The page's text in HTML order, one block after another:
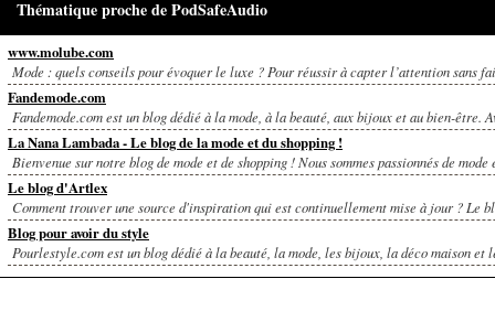
Thématique proche de PodSafeAudio
www.molube.com
Mode : quels conseils pour évoquer le luxe ? Pour réussir à capter l’attention sans
Fandemode.com
Fandemode.com est un blog dédié à la mode, à la beauté, aux bijoux et au bien-être.
La Nana Lambada - Le blog de la mode et du shopping !
Bienvenue sur notre blog de mode et de shopping ! Nous sommes passionnés de mode
Le blog d'Artlex
Comment trouver une source d'inspiration qui est continuellement mise à jour ? Le
Blog pour avoir du style
Pourlestyle.com est un blog dédié à la beauté, la mode, les bijoux, la déco maison et